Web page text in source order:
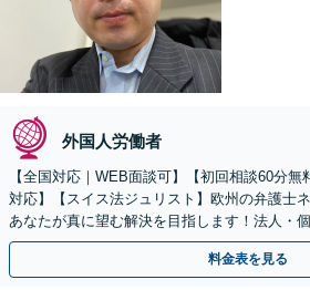
外国人労働者
【全国対応｜WEB面談可】【初回相談60分
対応】【スイス法ジュリスト】欧州の弁護士
あなたが真に望む解決を目指します！法人・
やかな連絡と粘り強い交渉を徹底【休日・夜
料金表を見る